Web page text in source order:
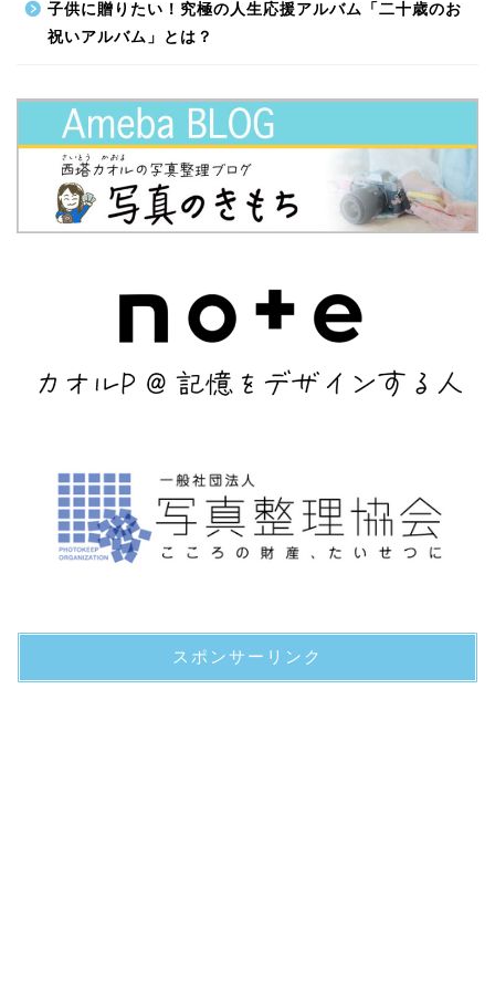
子供に贈りたい！究極の人生応援アルバム「二十歳のお
祝いアルバム」とは？
スポンサーリンク